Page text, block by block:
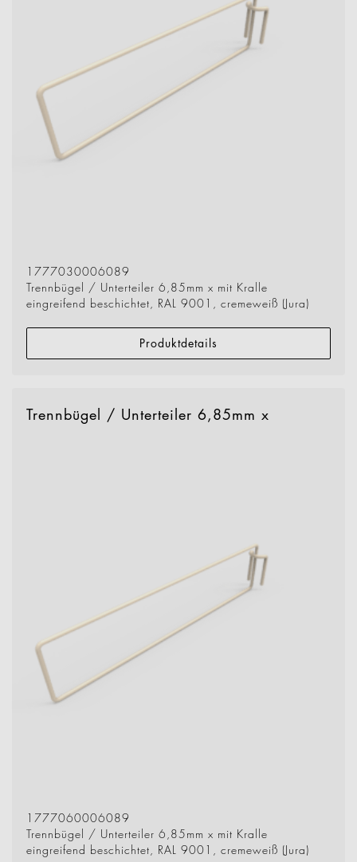
1777030006089
Trennbügel / Unterteiler 6,85mm x mit Kralle
eingreifend beschichtet, RAL 9001, cremeweiß (Jura)
Produktdetails
Trennbügel / Unterteiler 6,85mm x
1777060006089
Trennbügel / Unterteiler 6,85mm x mit Kralle
eingreifend beschichtet, RAL 9001, cremeweiß (Jura)